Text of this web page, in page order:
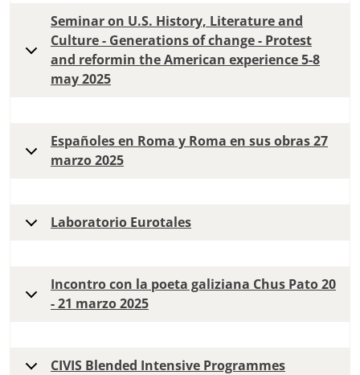
Seminar on U.S. History, Literature and
Culture - Generations of change - Protest
and reformin the American experience 5-8
may 2025
Españoles en Roma y Roma en sus obras 27
marzo 2025
Laboratorio Eurotales
Incontro con la poeta galiziana Chus Pato 20
- 21 marzo 2025
CIVIS Blended Intensive Programmes